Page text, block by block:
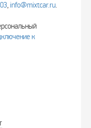
, info@mixtcar.ru.
к